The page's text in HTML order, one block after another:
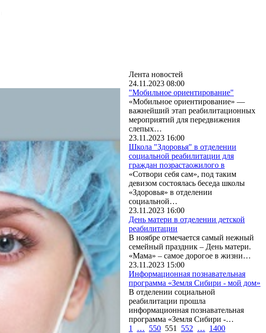
Лента новостей
24.11.2023 08:00
"Мобильное ориентирование"
«Мобильное ориентирование» —
важнейший этап реабилитационных
мероприятий для передвижения
слепых…
23.11.2023 16:00
Школа "Здоровья" в отделении
социальной реабилитации для
граждан позрастаожилого в
«Сотвори себя сам», под таким
девизом состоялась беседа школы
«Здоровья» в отделении
социальной…
23.11.2023 16:00
День матери в отделении детской
реабилитации
В ноябре отмечается самый нежный
семейный праздник – День матери.
«Мама» – самое дорогое в жизни…
23.11.2023 15:00
Информационная познавательная
программа «Земля Сибири - мой дом»
В отделении социальной
реабилитации прошла
информационная познавательная
программа «Земля Сибири -…
1
… 550 551 552 … 1400